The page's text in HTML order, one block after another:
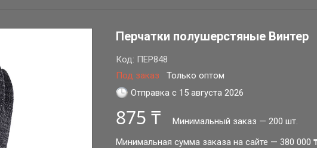
Перчатки полушерстяные Винтер
Под заказ Только оптом
Код: ПЕР848
Отправка с 15 августа 2026
875 ₸
Минимальный заказ — 200 шт.
Минимальная сумма заказа на сайте — 380 000